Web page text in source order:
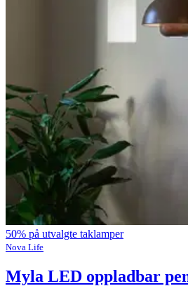
50% på utvalgte taklamper
Nova Life
Myla LED oppladbar